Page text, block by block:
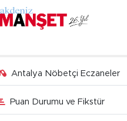
Antalya Nöbetçi Eczaneler
Puan Durumu ve Fikstür